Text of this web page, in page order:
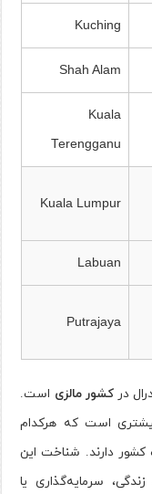
Kuching
Shah Alam
Kuala
Terengganu
Kuala Lumpur
Labuan
Putrajaya
در کشور مالزی است.
است که هرکدام
دارند. شناخت این
سرمایه‌گذاری یا